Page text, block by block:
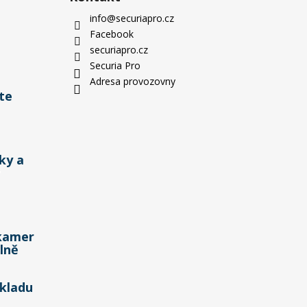
a
info@securiapro.cz
Facebook
securiapro.cz
Securia Pro
Adresa provozovny